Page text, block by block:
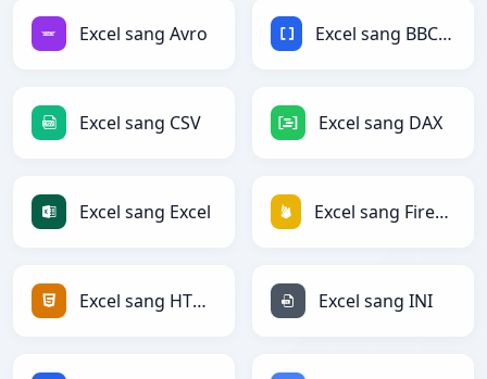
Excel sang Avro Excel sang BBCode
Excel sang CSV Excel sang DAX
Excel sang Excel Excel sang Firebase
Excel sang HTML Excel sang INI